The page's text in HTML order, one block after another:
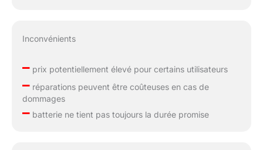
Inconvénients
–prix potentiellement élevé pour certains utilisateurs
–réparations peuvent être coûteuses en cas de
dommages
–batterie ne tient pas toujours la durée promise